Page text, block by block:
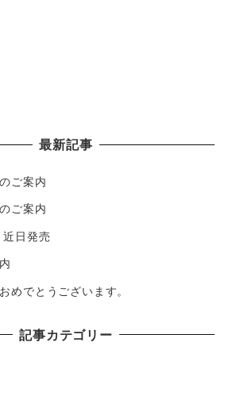
最新記事
ご案内
ご案内
日発売
めでとうございます。
記事カテゴリー